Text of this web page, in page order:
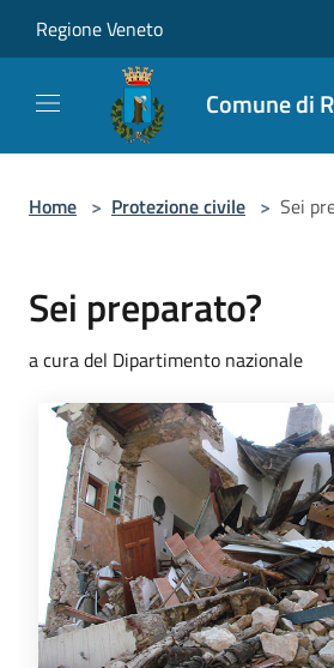
Regione Veneto
Comune di
Home > Protezione civile > Sei
Sei preparato?
a cura del Dipartimento nazionale